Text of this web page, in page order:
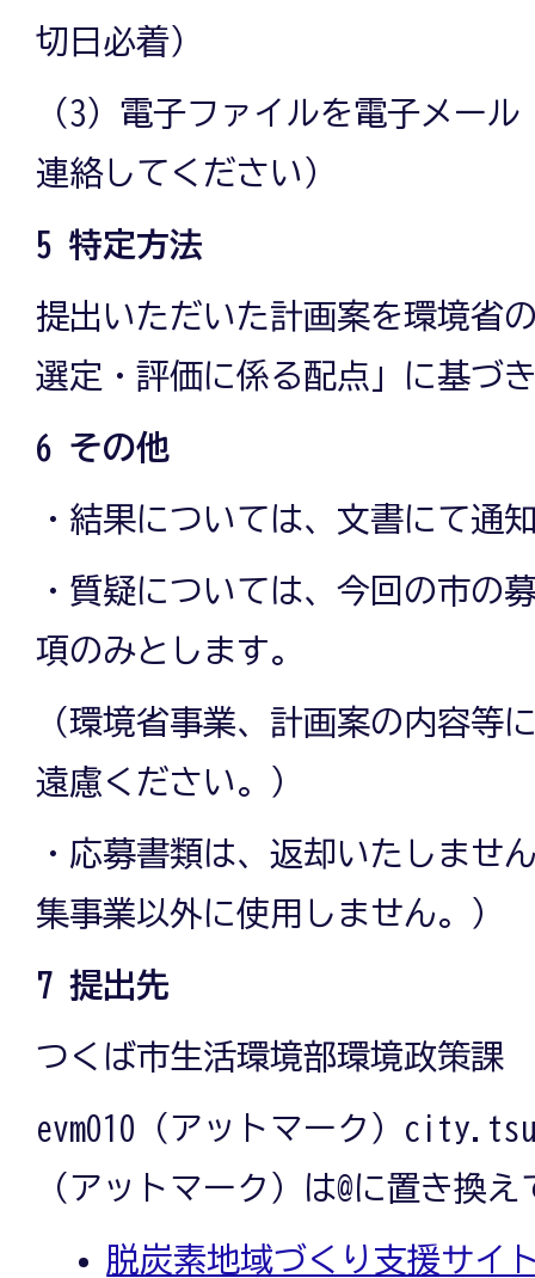
切日必着）
（3）電子ファイルを電子メー
連絡してください）
5 特定方法
提出いただいた計画案を環境省
選定・評価に係る配点」に基づ
6 その他
・結果については、文書にて通
・質疑については、今回の市の
項のみとします。
（環境省事業、計画案の内容等
遠慮ください。）
・応募書類は、返却いたしませ
集事業以外に使用しません。）
7 提出先
つくば市生活環境部環境政策課
evm010（アットマーク）
（アットマーク）は@に置き換
脱炭素地域づくり支援サイ